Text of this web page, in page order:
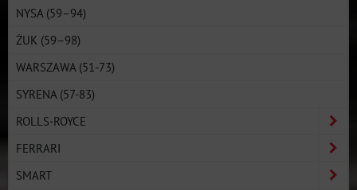
NYSA (59–94)
ŻUK (59–98)
WARSZAWA (51-73)
SYRENA (57-83)
ROLLS-ROYCE
FERRARI
SMART